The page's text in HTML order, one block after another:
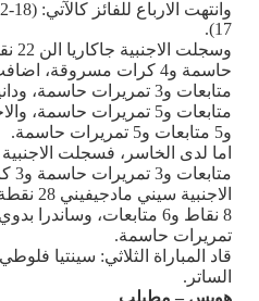
17).
و5 متابعات و5 تمريرات حاسمة.
تمريرات حاسمة.
قاد المباراة الثلاثي: سينتيا
الساتر.
هوبس – مطيلب